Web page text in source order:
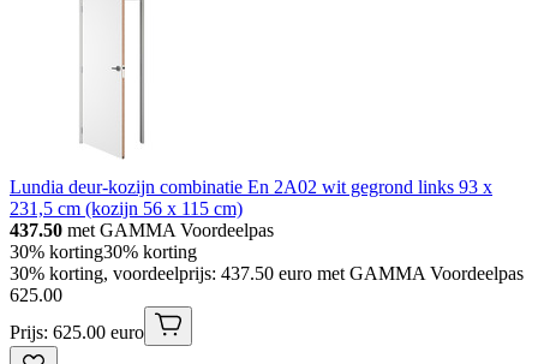
Lundia deur-kozijn combinatie En 2A02 wit gegrond links 93 x
231,5 cm (kozijn 56 x 115 cm)
437.50 met GAMMA Voordeelpas
30% korting30% korting
30% korting, voordeelprijs: 437.50 euro met GAMMA Voordeelpas
625.00
Prijs: 625.00 euro